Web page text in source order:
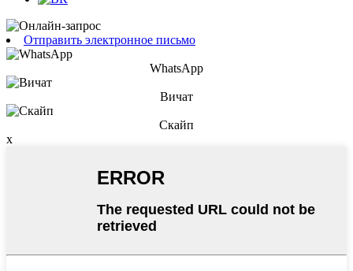
Отправить электронное письмо
WhatsApp
Вичат
Скайп
x